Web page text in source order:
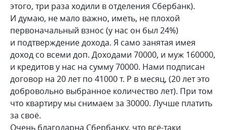
этого, три раза ходили в отделения Сбербанк).
И думаю, не мало важно, иметь, не плохой
первоначальный взнос (у нас он был 24%)
и подтверждение дохода. Я само занятая имея
доход со всеми доп. Доходами 70000, и муж 160000,
и кредитов у нас на сумму 70000. Нами подписан
договор на 20 лет по 41000 т. Р в месяц, (20 лет это
добровольно выбранное количество лет). При том
что квартиру мы снимаем за 30000. Лучше платить
за своё.
Очень благодарна Сбербанку, что всё-таки